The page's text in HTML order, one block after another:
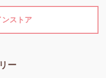
ンストア
ー